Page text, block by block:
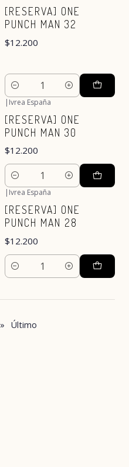
[RESERVA] ONE
PUNCH MAN 32
$12.200
Cantidad
| Ivrea España
[RESERVA] ONE
PUNCH MAN 30
$12.200
Cantidad
| Ivrea España
[RESERVA] ONE
PUNCH MAN 28
$12.200
Cantidad
» Último